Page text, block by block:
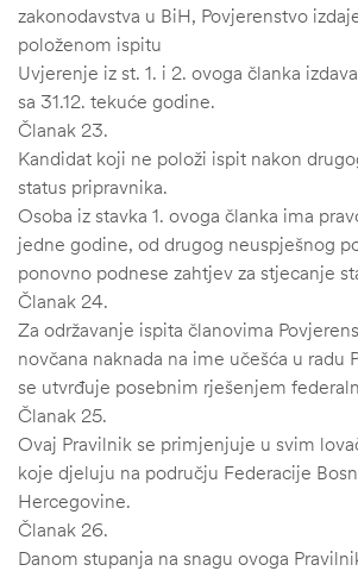
zakonodavstva u BiH, Povjerenstvo
položenom ispitu
Uvjerenje iz st. 1. i 2. ovoga članka
sa 31.12. tekuće godine.
Članak 23.
Kandidat koji ne položi ispit nakon
status pripravnika.
Osoba iz stavka 1. ovoga članka ima
jedne godine, od drugog neuspješnog
ponovno podnese zahtjev za stjecanje
Članak 24.
Za održavanje ispita članovima
novčana naknada na ime učešća u radu
se utvrđuje posebnim rješenjem
Članak 25.
Ovaj Pravilnik se primjenjuje u svim
koje djeluju na području Federacije
Hercegovine.
Članak 26.
Danom stupanja na snagu ovoga